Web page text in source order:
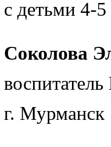
с детьми 4-5
Соколова
г. Мурманск